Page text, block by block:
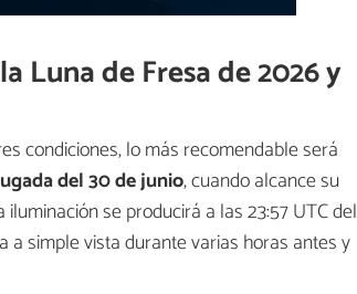
Luna de Fresa de 2026 y
condiciones, lo más recomendable será
del 30 de junio, cuando alcance su
se producirá a las 23:57 UTC del
simple vista durante varias horas antes y